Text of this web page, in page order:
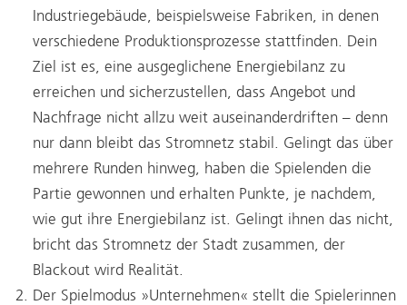
Industriegebäude, beispielsweise Fabriken, in denen
verschiedene Produktionsprozesse stattfinden. Dein
Ziel ist es, eine ausgeglichene Energiebilanz zu
erreichen und sicherzustellen, dass Angebot und
Nachfrage nicht allzu weit auseinanderdriften – denn
nur dann bleibt das Stromnetz stabil. Gelingt das über
mehrere Runden hinweg, haben die Spielenden die
Partie gewonnen und erhalten Punkte, je nachdem,
wie gut ihre Energiebilanz ist. Gelingt ihnen das nicht,
bricht das Stromnetz der Stadt zusammen, der
Blackout wird Realität.
Der Spielmodus »Unternehmen« stellt die Spielerinnen